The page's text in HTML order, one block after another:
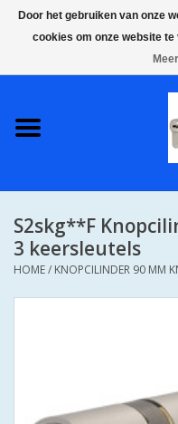
S2 COMPLETE VEILIGE
SKG**
IEDERE GEWENSTE MAAT
S2 CILINDERSLOTEN IN
S2skg**F
3 keersleutels
HOME/ KNOPCILINDER 90 MM
Door het gebruiken van onze
cookies om onze website